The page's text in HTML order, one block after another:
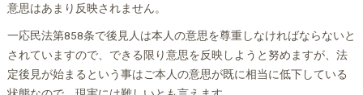
意思はあまり反映されません。
一応民法第858条で後見人は本人の意思を尊重しなければならないと
されていますので、できる限り意思を反映しようと努めますが、法
定後見が始まるという事はご本人の意思が既に相当に低下している